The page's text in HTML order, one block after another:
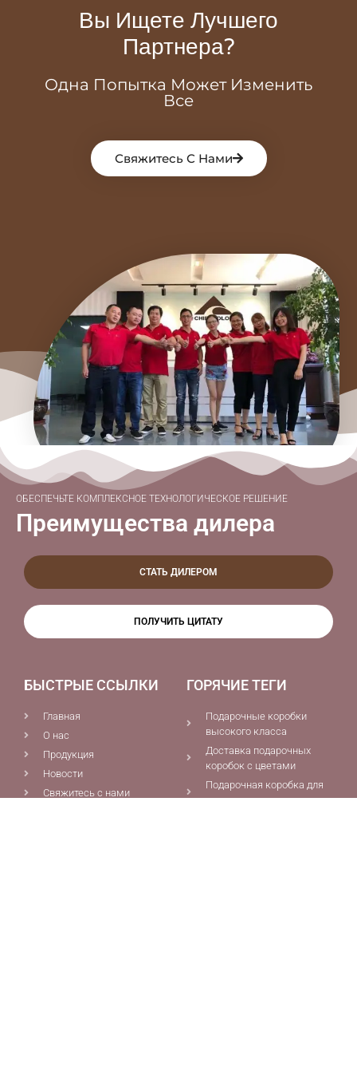
Вы Ищете Лучшего
Партнера?
Одна Попытка Может Изменить
Все
Свяжитесь С Нами
ОБЕСПЕЧЬТЕ КОМПЛЕКСНОЕ ТЕХНОЛОГИЧЕСКОЕ РЕШЕНИЕ
Преимущества дилера
СТАТЬ ДИЛЕРОМ
ПОЛУЧИТЬ ЦИТАТУ
БЫСТРЫЕ ССЫЛКИ
Главная
О нас
Продукция
Новости
Свяжитесь с нами
ГОРЯЧИЕ ТЕГИ
Подарочные коробки
высокого класса
Доставка подарочных
коробок с цветами
Подарочная коробка для
цветов на окне